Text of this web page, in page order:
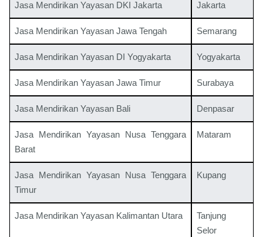
Jasa Mendirikan Yayasan DKI Jakarta Jakarta
Jasa Mendirikan Yayasan Jawa Tengah Semarang
Jasa Mendirikan Yayasan DI Yogyakarta Yogyakarta
Jasa Mendirikan Yayasan Jawa Timur Surabaya
Jasa Mendirikan Yayasan Bali Denpasar
Jasa Mendirikan Yayasan Nusa Tenggara
Barat
Mataram
Jasa Mendirikan Yayasan Nusa Tenggara
Timur
Kupang
Jasa Mendirikan Yayasan Kalimantan Utara
Tanjung
Selor